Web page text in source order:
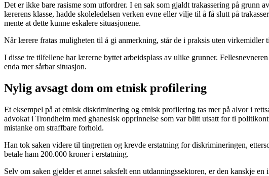
Det er ikke bare rasisme som utfordrer. I en sak som gjaldt trakassering på
lærerens klasse, hadde skoleledelsen verken evne eller vilje til å få slutt på
mente at dette kunne eskalere situasjonene.
Når lærere fratas muligheten til å gi anmerkning, står de i praksis uten
I disse tre tilfellene har lærerne byttet arbeidsplass av ulike grunner.
enda mer sårbar situasjon.
Nylig avsagt dom om etnisk profilering
Et eksempel på at etnisk diskriminering og etnisk profilering tas mer på alvor i
advokat i Trondheim med ghanesisk opprinnelse som var blitt utsatt for ti
mistanke om straffbare forhold.
Han tok saken videre til tingretten og krevde erstatning for diskrimineringen,
betale ham 200.000 kroner i erstatning.
Selv om saken gjelder et annet saksfelt enn utdanningssektoren, er den kanskje